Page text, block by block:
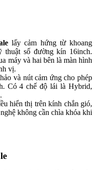
lấy cảm hứng từ khoang
thuật số đường kín 16inch.
máy và hai bên là màn hình
vị.
và nút cảm ứng cho phép
Có 4 chế độ lái là Hybrid,
hiển thị trên kính chắn gió,
không cần chìa khóa khi